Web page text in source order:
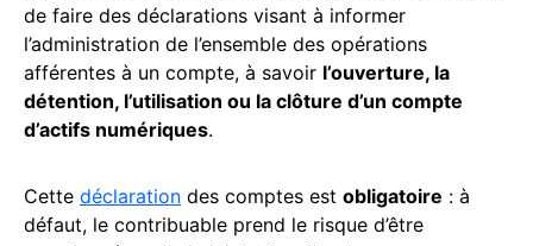
de faire des déclarations visant à informer
l’administration de l’ensemble des opérations
afférentes à un compte, à savoir l’ouverture, la
détention, l’utilisation ou la clôture d’un compte
d’actifs numériques.
Cette déclaration des comptes est obligatoire : à
défaut, le contribuable prend le risque d’être